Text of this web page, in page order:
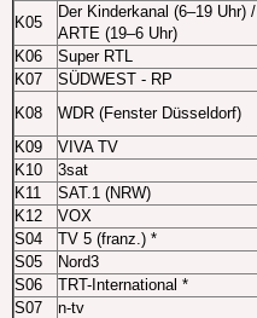
K05
Der Kinderkanal (6–19 Uhr) /
ARTE (19–6 Uhr)
K06
Super RTL
K07
SÜDWEST - RP
K08
WDR (Fenster Düsseldorf)
K09
VIVA TV
K10
3sat
K11
SAT.1 (NRW)
K12
VOX
S04
TV 5 (franz.) *
S05
Nord3
S06
TRT-International *
S07
n-tv